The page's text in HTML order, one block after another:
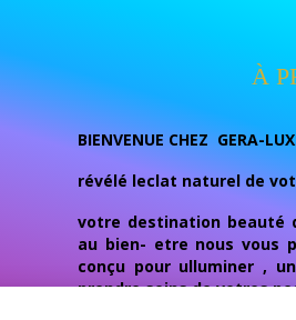
À
BIENVENUE CHEZ GERA-
révélé leclat naturel de
votre destination beauté
au bien- etre nous vous
conçu pour ulluminer ,
prendre soins de votres